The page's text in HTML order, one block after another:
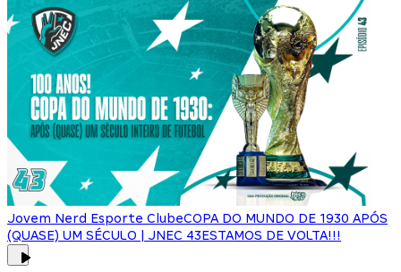
Jovem Nerd Esporte ClubeCOPA DO MUNDO DE 1930 APÓS
(QUASE) UM SÉCULO | JNEC 43ESTAMOS DE VOLTA!!!